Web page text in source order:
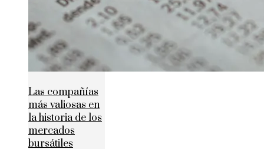
Las compañías
más valiosas en
la historia de los
mercados
bursátiles